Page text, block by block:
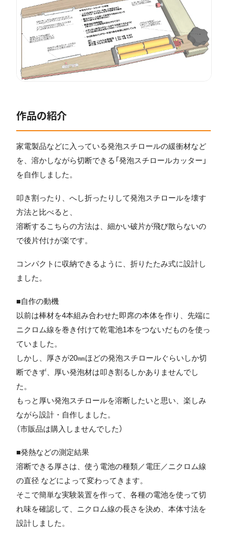
作品の紹介
家電製品などに入っている発泡スチロールの緩衝材など
を、溶かしながら切断できる「発泡スチロールカッター」
を自作しました。
叩き割ったり、へし折ったりして発泡スチロールを壊す
方法と比べると、
溶断するこちらの方法は、細かい破片が飛び散らないの
で後片付けが楽です。
コンパクトに収納できるように、折りたたみ式に設計し
ました。
■自作の動機
以前は棒材を4本組み合わせた即席の本体を作り、先端に
ニクロム線を巻き付けて乾電池1本をつないだものを使っ
ていました。
しかし、厚さが20㎜ほどの発泡スチロールぐらいしか切
断できず、厚い発泡材は叩き割るしかありませんでし
た。
もっと厚い発泡スチロールを溶断したいと思い、楽しみ
ながら設計・自作しました。
（市販品は購入しませんでした）
■発熱などの測定結果
溶断できる厚さは、使う電池の種類／電圧／ニクロム線
の直径 などによって変わってきます。
そこで簡単な実験装置を作って、各種の電池を使って切
れ味を確認して、ニクロム線の長さを決め、本体寸法を
設計しました。